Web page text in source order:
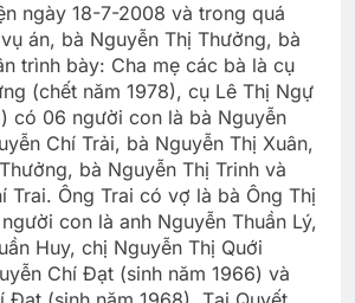
ngày 18-7-2008 và trong quá
án, bà Nguyễn Thị Thưởng, bà
trình bày: Cha mẹ các bà là cụ
(chết năm 1978), cụ Lê Thị Ngự
có 06 người con là bà Nguyễn
Chí Trải, bà Nguyễn Thị Xuân,
bà Nguyễn Thị Trinh và
Trai. Ông Trai có vợ là bà Ông Thị
con là anh Nguyễn Thuần Lý,
Huy, chị Nguyễn Thị Quới
Chí Đạt (sinh năm 1966) và